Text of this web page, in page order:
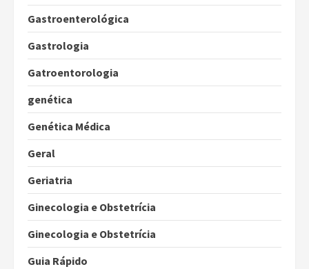
Gastroenterológica
Gastrologia
Gatroentorologia
genética
Genética Médica
Geral
Geriatria
Ginecologia e Obstetrícia
Ginecologia e Obstetrícia
Guia Rápido